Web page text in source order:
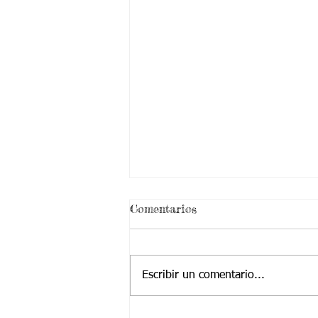
Comentarios
Escribir un comentario...